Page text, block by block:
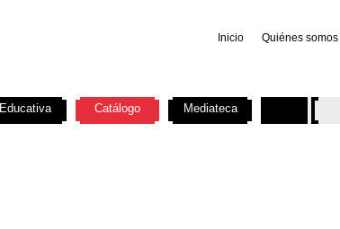
Inicio Quiénes somos
Educativa Catálogo Mediateca